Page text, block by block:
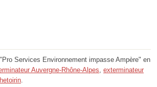
Services Environnement impasse Ampère" en
Auvergne-Rhône-Alpes exterminateur